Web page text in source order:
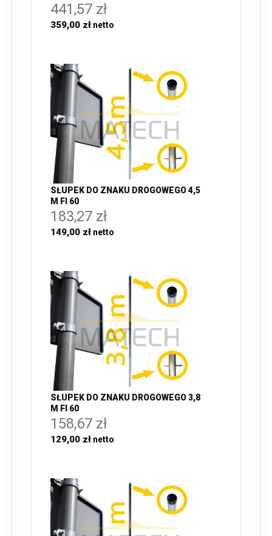
441,57 zł
359,00 zł
SŁUPEK DO ZNAKU DROGOWEGO 4,5
M FI 60
183,27 zł
149,00 zł
SŁUPEK DO ZNAKU DROGOWEGO 3,8
M FI 60
158,67 zł
129,00 zł